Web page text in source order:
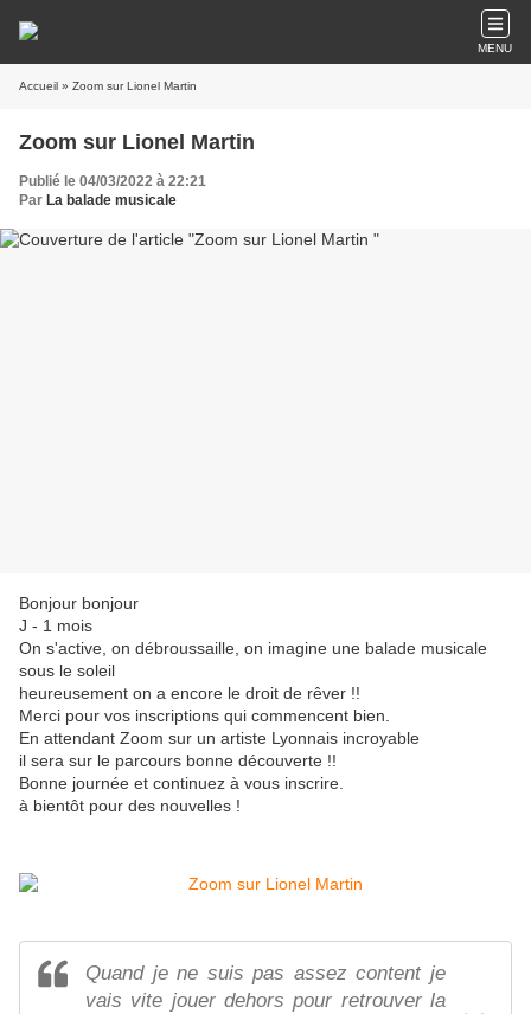
MENU
Accueil » Zoom sur Lionel Martin
Zoom sur Lionel Martin
Publié le 04/03/2022 à 22:21
Par La balade musicale
Bonjour bonjour
J - 1 mois
On s'active, on débroussaille, on imagine une balade musicale
sous le soleil
heureusement on a encore le droit de rêver !!
Merci pour vos inscriptions qui commencent bien.
En attendant Zoom sur un artiste Lyonnais incroyable
il sera sur le parcours bonne découverte !!
Bonne journée et continuez à vous inscrire.
à bientôt pour des nouvelles !
Quand je ne suis pas assez content je
vais vite jouer dehors pour retrouver la